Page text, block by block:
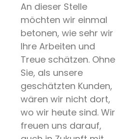
An dieser Stelle
möchten wir einmal
betonen, wie sehr wir
Ihre Arbeiten und
Treue schätzen. Ohne
Sie, als unsere
geschätzten Kunden,
wären wir nicht dort,
wo wir heute sind. Wir
freuen uns darauf,